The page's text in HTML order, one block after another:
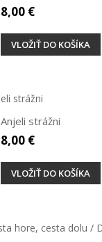
8,00 €
VLOŽIŤ DO KOŠÍKA
Anjeli strážni
8,00 €
VLOŽIŤ DO KOŠÍKA